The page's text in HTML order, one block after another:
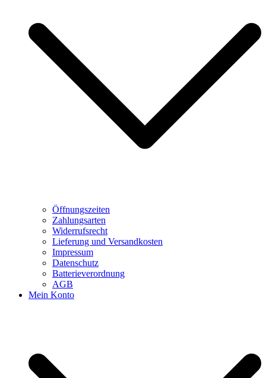
Öffnungszeiten
Zahlungsarten
Widerrufsrecht
Lieferung und Versandkosten
Impressum
Datenschutz
Batterieverordnung
AGB
Mein Konto